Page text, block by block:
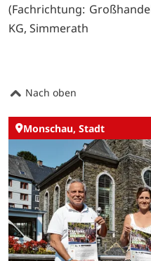
(Fachrichtung:
KG, Simmerath
Nach oben
Monschau, Stadt